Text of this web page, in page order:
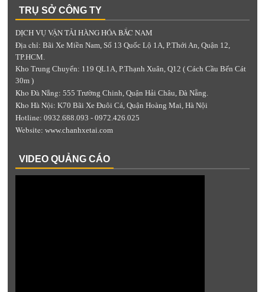
TRỤ SỞ CÔNG TY
DỊCH VỤ VẬN TẢI HÀNG HÓA BẮC NAM
Địa chỉ: Bãi Xe Miền Nam, Số 13 Quốc Lộ 1A, P.Thới An, Quận 12,
TP.HCM.
Kho Trung Chuyển: 119 QL1A, P.Thạnh Xuân, Q12 ( Cách Cầu Bến Cát
30m )
Kho Đà Nẵng: 555 Trường Chinh, Quận Hải Châu, Đà Nẵng.
Kho Hà Nội: K70 Bãi Xe Đuôi Cá, Quận Hoàng Mai, Hà Nội
Hotline: 0932.688.093 - 0972.426.025
Website: www.chanhxetai.com
VIDEO QUẢNG CÁO